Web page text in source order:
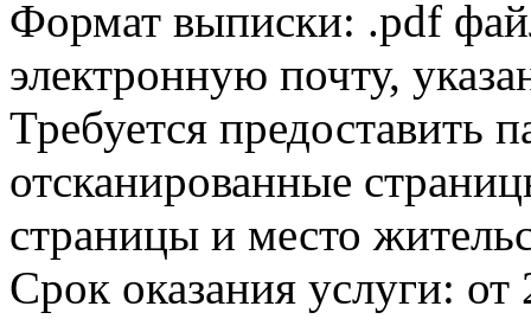
Формат выписки: .pdf
электронную почту,
Требуется предоставить
отсканированные
страницы и место
Срок оказания услуги: от